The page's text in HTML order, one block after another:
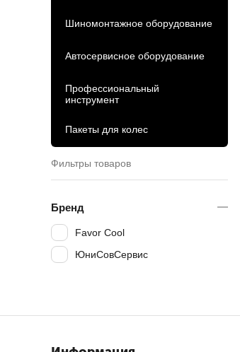
Шиномонтажное оборудование
Автосервисное оборудование
Профессиональный
инструмент
Пакеты для колес
Фильтры товаров
Бренд
Favor Cool
ЮниСовСервис